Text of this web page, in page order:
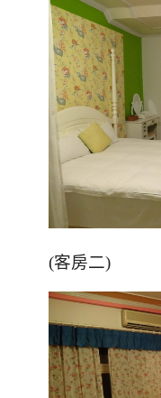
(客房二)